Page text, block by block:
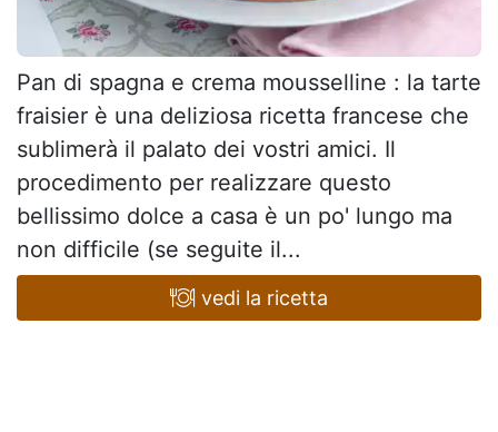
Pan di spagna e crema mousselline : la tarte
fraisier è una deliziosa ricetta francese che
sublimerà il palato dei vostri amici. Il
procedimento per realizzare questo
bellissimo dolce a casa è un po' lungo ma
non difficile (se seguite il...
vedi la ricetta